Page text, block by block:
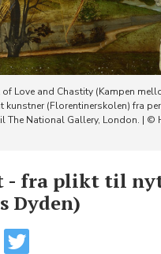
Keep me signed in
Forgot password?
Love and Chastity (Kampen
kunstner (Florentinerskolen) fra
The National Gallery, London. | ©
- fra plikt til
Dyden)